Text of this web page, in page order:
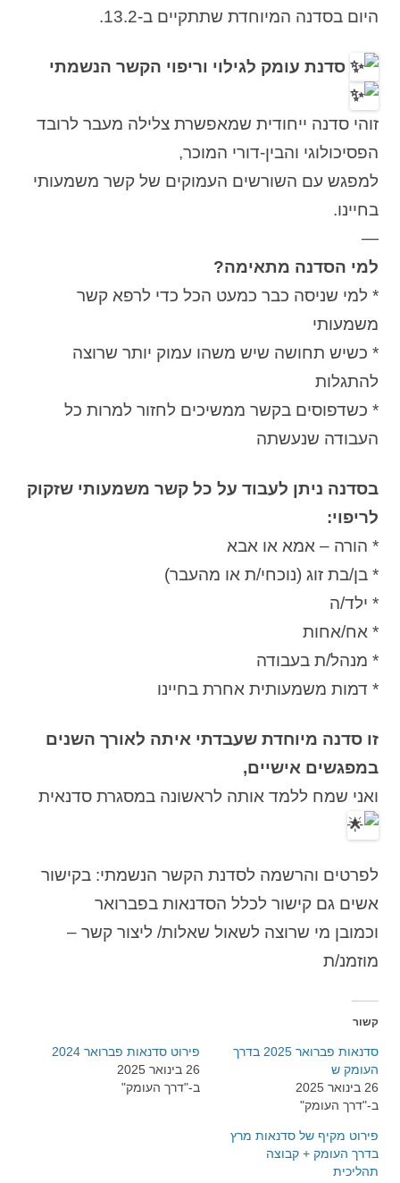
היום בסדנה המיוחדת שתתקיים ב-13.2.
סדנת עומק לגילוי וריפוי הקשר הנשמתי
זוהי סדנה ייחודית שמאפשרת צלילה מעבר לרובד
הפסיכולוגי והבין-דורי המוכר,
למפגש עם השורשים העמוקים של קשר משמעותי
בחיינו.
—
למי הסדנה מתאימה?
* למי שניסה כבר כמעט הכל כדי לרפא קשר
משמעותי
* כשיש תחושה שיש משהו עמוק יותר שרוצה
להתגלות
* כשדפוסים בקשר ממשיכים לחזור למרות כל
העבודה שנעשתה
בסדנה ניתן לעבוד על כל קשר משמעותי שזקוק
לריפוי:
* הורה – אמא או אבא
* בן/בת זוג (נוכחי/ת או מהעבר)
* ילד/ה
* אח/אחות
* מנהל/ת בעבודה
* דמות משמעותית אחרת בחיינו
זו סדנה מיוחדת שעבדתי איתה לאורך השנים
במפגשים אישיים,
ואני שמח ללמד אותה לראשונה במסגרת סדנאית
לפרטים והרשמה לסדנת הקשר הנשמתי: בקישור
אשים גם קישור לכלל הסדנאות בפברואר
וכמובן מי שרוצה לשאול שאלות/ ליצור קשר –
מוזמנ/ת
קשור
סדנאות פברואר 2025 בדרך
העומק ש
26 בינואר 2025
ב-"דרך העומק"
פירוט סדנאות פברואר 2024
26 בינואר 2025
ב-"דרך העומק"
פירוט מקיף של סדנאות מרץ
בדרך העומק + קבוצה
תהליכית